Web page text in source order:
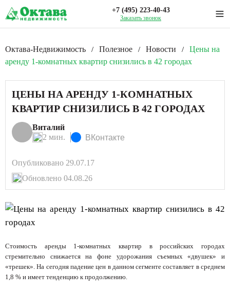
+7 (495) 223-40-43
Заказать звонок
Октава-Недвижимость / Полезное / Новости /
Цены на
аренду 1-комнатных квартир снизились в 42 городах
ЦЕНЫ НА АРЕНДУ 1-КОМНАТНЫХ
КВАРТИР СНИЗИЛИСЬ В 42 ГОРОДАХ
Виталий
2 мин.
ВКонтакте
Опубликовано 29.07.17
Обновлено 04.08.26
Стоимость аренды 1-комнатных квартир в российских городах
стремительно снижается на фоне удорожания съемных «двушек» и
«трешек». На сегодня падение цен в данном сегменте составляет в среднем
1,8 % и имеет тенденцию к продолжению.